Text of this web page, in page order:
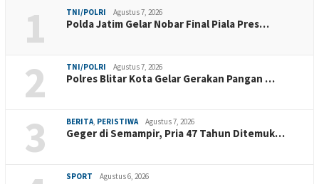
1 TNI/POLRI Agustus 7, 2026
Polda Jatim Gelar Nobar Final Piala Pres…
2 TNI/POLRI Agustus 7, 2026
Polres Blitar Kota Gelar Gerakan Pangan …
3 BERITA, PERISTIWA Agustus 7, 2026
Geger di Semampir, Pria 47 Tahun Ditemuk…
SPORT Agustus 6, 2026